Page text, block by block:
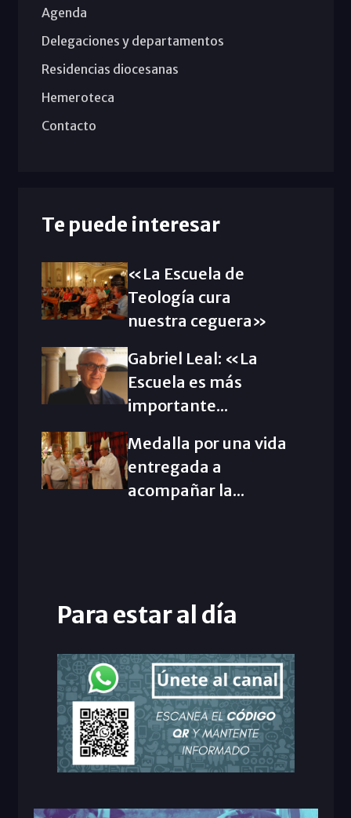
Agenda
Delegaciones y departamentos
Residencias diocesanas
Hemeroteca
Contacto
Te puede interesar
«La Escuela de
Teología cura
nuestra ceguera»
Gabriel Leal: «La
Escuela es más
importante...
Medalla por una vida
entregada a
acompañar la...
Para estar al día